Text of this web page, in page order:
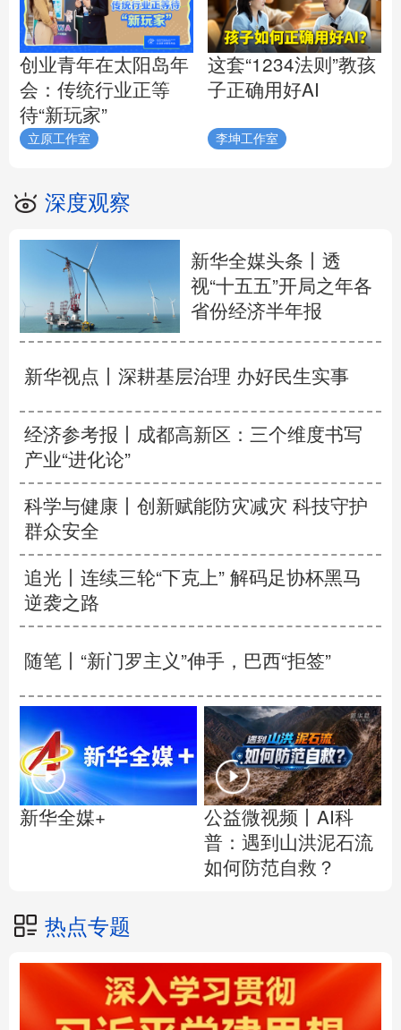
创业青年在太阳岛年
会：传统行业正等
待“新玩家”
立原工作室
这套“1234法则”教孩
子正确用好AI
李坤工作室
深度观察
新华全媒头条丨透
视“十五五”开局之年各
省份经济半年报
新华视点丨 深耕基层治理 办好民生实事
经济参考报丨
成都高新区：三个维度书写
产业“进化论”
科学与健康丨创新赋能防灾减灾 科技守护
群众安全
追光丨 连续三轮“下克上” 解码足协杯黑马
逆袭之路
随笔丨“新门罗主义”伸手，巴西“拒签”
新华全媒+
公益微视频丨AI科
普：遇到山洪泥石流
如何防范自救？
热点专题